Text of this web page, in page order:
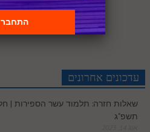
A
p
e
o
o
r
e
t
o
l
i
t
עדכונים אחרונים
תשפ"ג